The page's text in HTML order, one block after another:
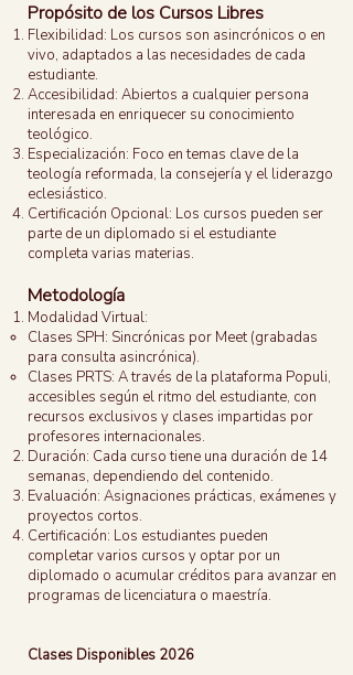
Propósito de los Cursos Libres
Flexibilidad: Los cursos son asincrónicos o en
vivo, adaptados a las necesidades de cada
estudiante.
Accesibilidad: Abiertos a cualquier persona
interesada en enriquecer su conocimiento
teológico.
Especialización: Foco en temas clave de la
teología reformada, la consejería y el liderazgo
eclesiástico.
Certificación Opcional: Los cursos pueden ser
parte de un diplomado si el estudiante
completa varias materias.
Metodología
Modalidad Virtual:
Clases SPH: Sincrónicas por Meet (grabadas
para consulta asincrónica).
Clases PRTS: A través de la plataforma Populi,
accesibles según el ritmo del estudiante, con
recursos exclusivos y clases impartidas por
profesores internacionales.
Duración: Cada curso tiene una duración de 14
semanas, dependiendo del contenido.
Evaluación: Asignaciones prácticas, exámenes y
proyectos cortos.
Certificación: Los estudiantes pueden
completar varios cursos y optar por un
diplomado o acumular créditos para avanzar en
programas de licenciatura o maestría.
Clases Disponibles 2026